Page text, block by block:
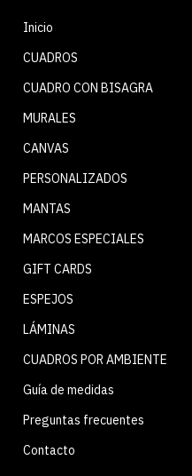
Inicio
CUADROS
CUADRO CON BISAGRA
MURALES
CANVAS
PERSONALIZADOS
MANTAS
MARCOS ESPECIALES
GIFT CARDS
ESPEJOS
LÁMINAS
CUADROS POR AMBIENTE
Guía de medidas
Preguntas frecuentes
Contacto